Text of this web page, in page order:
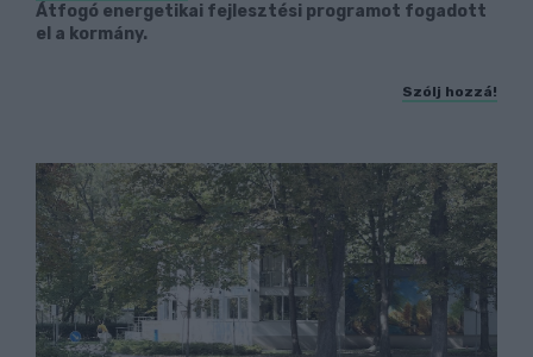
Átfogó energetikai fejlesztési programot fogadott
el a kormány.
Szólj hozzá!